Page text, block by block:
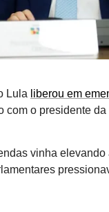
Lula liberou em
com o presidente da
vinha elevando